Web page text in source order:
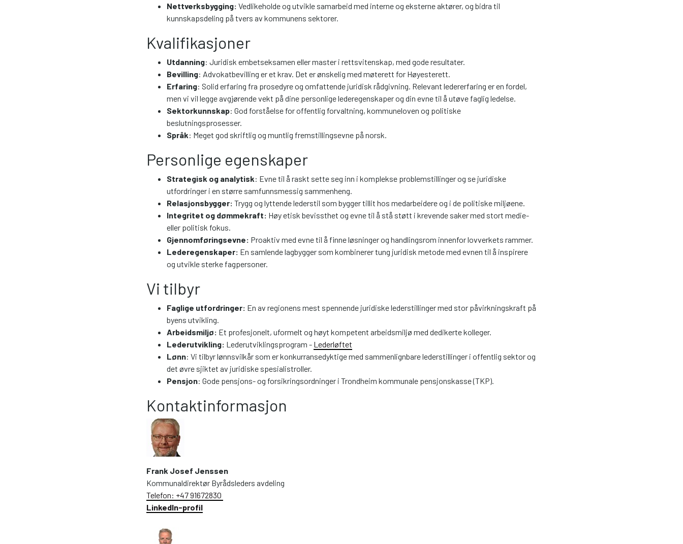
Nettverksbygging: Vedlikeholde og utvikle samarbeid med interne og eksterne aktører, og bidra til
kunnskapsdeling på tvers av kommunens sektorer.
Kvalifikasjoner
Utdanning: Juridisk embetseksamen eller master i rettsvitenskap, med gode resultater.
Bevilling: Advokatbevilling er et krav. Det er ønskelig med møterett for Høyesterett.
Erfaring: Solid erfaring fra prosedyre og omfattende juridisk rådgivning. Relevant ledererfaring er en fordel,
men vi vil legge avgjørende vekt på dine personlige lederegenskaper og din evne til å utøve faglig ledelse.
Sektorkunnskap: God forståelse for offentlig forvaltning, kommuneloven og politiske
beslutningsprosesser.
Språk: Meget god skriftlig og muntlig fremstillingsevne på norsk.
Personlige egenskaper
Strategisk og analytisk: Evne til å raskt sette seg inn i komplekse problemstillinger og se juridiske
utfordringer i en større samfunnsmessig sammenheng.
Relasjonsbygger: Trygg og lyttende lederstil som bygger tillit hos medarbeidere og i de politiske miljøene.
Integritet og dømmekraft: Høy etisk bevissthet og evne til å stå støtt i krevende saker med stort medie-
eller politisk fokus.
Gjennomføringsevne: Proaktiv med evne til å finne løsninger og handlingsrom innenfor lovverkets rammer.
Lederegenskaper: En samlende lagbygger som kombinerer tung juridisk metode med evnen til å inspirere
og utvikle sterke fagpersoner.
Vi tilbyr
Faglige utfordringer: En av regionens mest spennende juridiske lederstillinger med stor påvirkningskraft på
byens utvikling.
Arbeidsmiljø: Et profesjonelt, uformelt og høyt kompetent arbeidsmiljø med dedikerte kolleger.
Lederutvikling: Lederutviklingsprogram - Lederløftet
Lønn: Vi tilbyr lønnsvilkår som er konkurransedyktige med sammenlignbare lederstillinger i offentlig sektor og
det øvre sjiktet av juridiske spesialistroller.
Pensjon: Gode pensjons- og forsikringsordninger i Trondheim kommunale pensjonskasse (TKP).
Kontaktinformasjon
Frank Josef Jenssen
Kommunaldirektør Byrådsleders avdeling
Telefon: +47 91672830
LinkedIn-profil